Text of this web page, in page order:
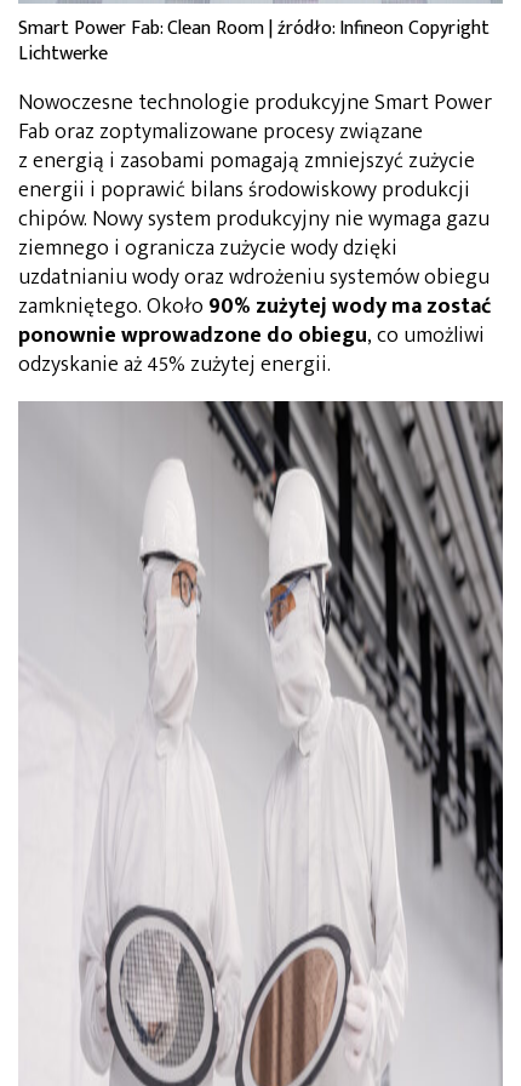
Smart Power Fab: Clean Room | źródło: Infineon Copyright
Lichtwerke
Nowoczesne technologie produkcyjne Smart Power
Fab oraz zoptymalizowane procesy związane
z energią i zasobami pomagają zmniejszyć zużycie
energii i poprawić bilans środowiskowy produkcji
chipów. Nowy system produkcyjny nie wymaga gazu
ziemnego i ogranicza zużycie wody dzięki
uzdatnianiu wody oraz wdrożeniu systemów obiegu
zamkniętego. Około 90% zużytej wody ma zostać
ponownie wprowadzone do obiegu, co umożliwi
odzyskanie aż 45% zużytej energii.